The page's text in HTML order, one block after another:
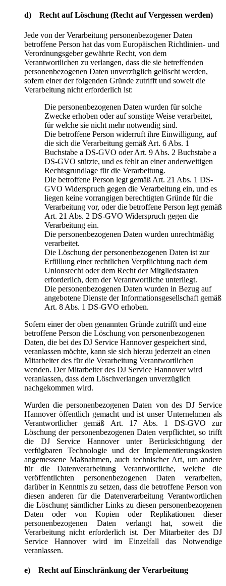
d) Recht auf Löschung (Recht auf Vergessen werden)
Jede von der Verarbeitung personenbezogener Daten
betroffene Person hat das vom Europäischen Richtlinien- und
Verordnungsgeber gewährte Recht, von dem
Verantwortlichen zu verlangen, dass die sie betreffenden
personenbezogenen Daten unverzüglich gelöscht werden,
sofern einer der folgenden Gründe zutrifft und soweit die
Verarbeitung nicht erforderlich ist:
Die personenbezogenen Daten wurden für solche
Zwecke erhoben oder auf sonstige Weise verarbeitet,
für welche sie nicht mehr notwendig sind.
Die betroffene Person widerruft ihre Einwilligung, auf
die sich die Verarbeitung gemäß Art. 6 Abs. 1
Buchstabe a DS-GVO oder Art. 9 Abs. 2 Buchstabe a
DS-GVO stützte, und es fehlt an einer anderweitigen
Rechtsgrundlage für die Verarbeitung.
Die betroffene Person legt gemäß Art. 21 Abs. 1 DS-
GVO Widerspruch gegen die Verarbeitung ein, und es
liegen keine vorrangigen berechtigten Gründe für die
Verarbeitung vor, oder die betroffene Person legt gemäß
Art. 21 Abs. 2 DS-GVO Widerspruch gegen die
Verarbeitung ein.
Die personenbezogenen Daten wurden unrechtmäßig
verarbeitet.
Die Löschung der personenbezogenen Daten ist zur
Erfüllung einer rechtlichen Verpflichtung nach dem
Unionsrecht oder dem Recht der Mitgliedstaaten
erforderlich, dem der Verantwortliche unterliegt.
Die personenbezogenen Daten wurden in Bezug auf
angebotene Dienste der Informationsgesellschaft gemäß
Art. 8 Abs. 1 DS-GVO erhoben.
Sofern einer der oben genannten Gründe zutrifft und eine
betroffene Person die Löschung von personenbezogenen
Daten, die bei des DJ Service Hannover gespeichert sind,
veranlassen möchte, kann sie sich hierzu jederzeit an einen
Mitarbeiter des für die Verarbeitung Verantwortlichen
wenden. Der Mitarbeiter des DJ Service Hannover wird
veranlassen, dass dem Löschverlangen unverzüglich
nachgekommen wird.
Wurden die personenbezogenen Daten von des DJ Service
Hannover öffentlich gemacht und ist unser Unternehmen als
Verantwortlicher gemäß Art. 17 Abs. 1 DS-GVO zur
Löschung der personenbezogenen Daten verpflichtet, so trifft
die DJ Service Hannover unter Berücksichtigung der
verfügbaren Technologie und der Implementierungskosten
angemessene Maßnahmen, auch technischer Art, um andere
für die Datenverarbeitung Verantwortliche, welche die
veröffentlichten personenbezogenen Daten verarbeiten,
darüber in Kenntnis zu setzen, dass die betroffene Person von
diesen anderen für die Datenverarbeitung Verantwortlichen
die Löschung sämtlicher Links zu diesen personenbezogenen
Daten oder von Kopien oder Replikationen dieser
personenbezogenen Daten verlangt hat, soweit die
Verarbeitung nicht erforderlich ist. Der Mitarbeiter des DJ
Service Hannover wird im Einzelfall das Notwendige
veranlassen.
e) Recht auf Einschränkung der Verarbeitung